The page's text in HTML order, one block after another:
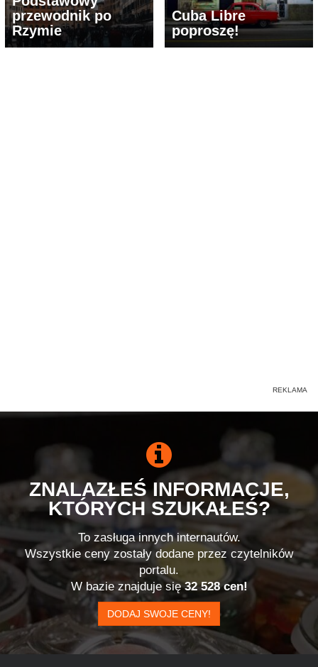
przewodnik po
Rzymie
Cuba Libre
poproszę!
ZNALAZŁEŚ INFORMACJE,
KTÓRYCH SZUKAŁEŚ?
To zasługa innych internautów.
Wszystkie ceny zostały dodane przez czytelników
portalu.
W bazie znajduje się32 528 cen!
DODAJ SWOJE CENY!